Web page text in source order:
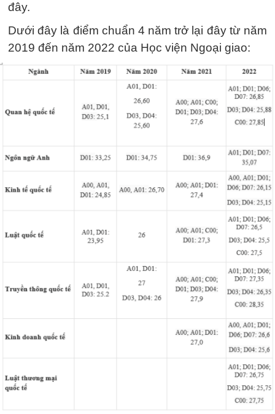
đây.
Dưới đây là điểm chuẩn 4 năm trở lại đây từ năm
2019 đến năm 2022 của Học viện Ngoại giao: